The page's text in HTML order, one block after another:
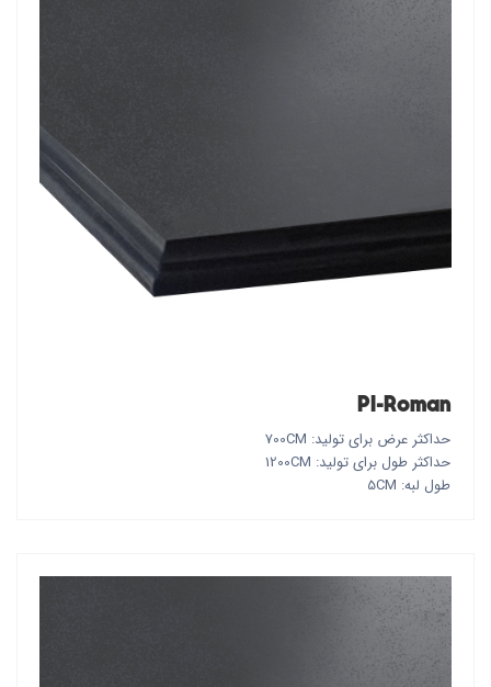
PI-Roman
حداکثر عرض برای تولید: 700CM
حداکثر طول برای تولید: 1200CM
طول لبه: 5CM